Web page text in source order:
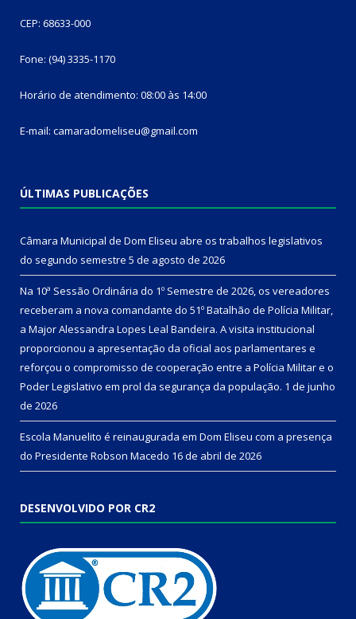
CEP: 68633-000
Fone: (94) 3335-1170
Horário de atendimento: 08:00 às 14:00
E-mail: camaradomeliseu@gmail.com
ÚLTIMAS PUBLICAÇÕES
Câmara Municipal de Dom Eliseu abre os trabalhos legislativos
do segundo semestre 5 de agosto de 2026
Na 10ª Sessão Ordinária do 1º Semestre de 2026, os vereadores
receberam a nova comandante do 51º Batalhão de Polícia Militar,
a Major Alessandra Lopes Leal Bandeira. A visita institucional
proporcionou a apresentação da oficial aos parlamentares e
reforçou o compromisso de cooperação entre a Polícia Militar e o
Poder Legislativo em prol da segurança da população. 1 de junho
de 2026
Escola Manuelito é reinaugurada em Dom Eliseu com a presença
do Presidente Robson Macedo 16 de abril de 2026
DESENVOLVIDO POR CR2